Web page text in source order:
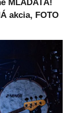
MLÁĎATÁ!
akcia, FOTO